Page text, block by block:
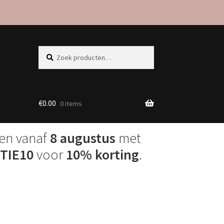
naar:
€0.00 0 items
vanaf8 augustus met
voor10% korting.